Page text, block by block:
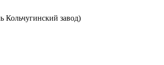
завод)